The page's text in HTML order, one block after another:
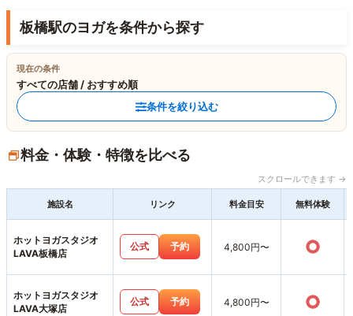
板橋駅のヨガを条件から探す
現在の条件
すべての店舗 / おすすめ順
条件を絞り込む
料金・体験・特徴を比べる
スクロールできます →
施設名 リンク 料金目安 無料体験
ホットヨガスタジオ
LAVA板橋店
公式 予約 4,800円〜 ○
ホットヨガスタジオ
LAVA大塚店
公式 予約 4,800円〜 ○